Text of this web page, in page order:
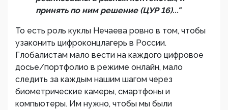
принять по ним решение (ЦУР 16)..."
То есть роль куклы Нечаева ровно в том, чтобы
узаконить цифроконцлагерь в России.
Глобалистам мало вести на каждого цифровое
досье/портфолио в режиме онлайн, мало
следить за каждым нашим шагом через
биометрические камеры, смартфоны и
компьютеры. Им нужно, чтобы мы были